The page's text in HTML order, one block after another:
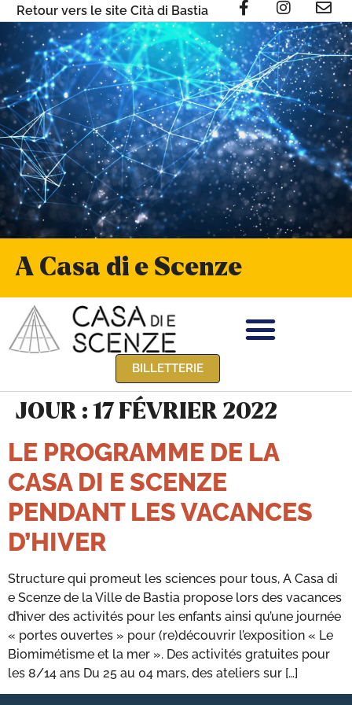
Retour vers le site Cità di Bastia
A Casa di e Scenze
BILLETTERIE
JOUR : 17 FÉVRIER 2022
LE PROGRAMME DE LA
CASA DI E SCENZE
PENDANT LES VACANCES
D’HIVER
Structure qui promeut les sciences pour tous, A Casa di
e Scenze de la Ville de Bastia propose lors des vacances
d’hiver des activités pour les enfants ainsi qu’une journée
« portes ouvertes » pour (re)découvrir l’exposition « Le
Biomimétisme et la mer ». Des activités gratuites pour
les 8/14 ans Du 25 au 04 mars, des ateliers sur […]